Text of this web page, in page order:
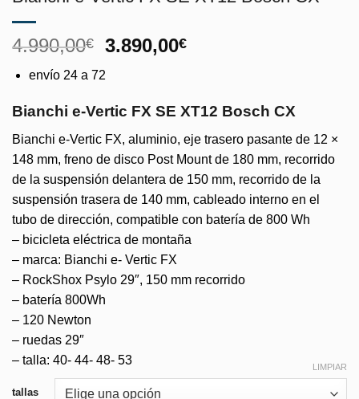
4.990,00€
El
original
era:
4.990,00€.
3.890,00€El
es:
3.890,00€.
envío 24 a 72
Bianchi e-Vertic FX SE XT12 Bosch CX
Bianchi e-Vertic FX, aluminio, eje trasero pasante de 12 ×
148 mm, freno de disco Post Mount de 180 mm, recorrido
de la suspensión delantera de 150 mm, recorrido de la
suspensión trasera de 140 mm, cableado interno en el
tubo de dirección, compatible con batería de 800 Wh
– bicicleta eléctrica de montaña
– marca: Bianchi e- Vertic FX
– RockShox Psylo 29″, 150 mm recorrido
– batería 800Wh
– 120 Newton
– ruedas 29″
– talla: 40- 44- 48- 53
tallas
LIMPIAR